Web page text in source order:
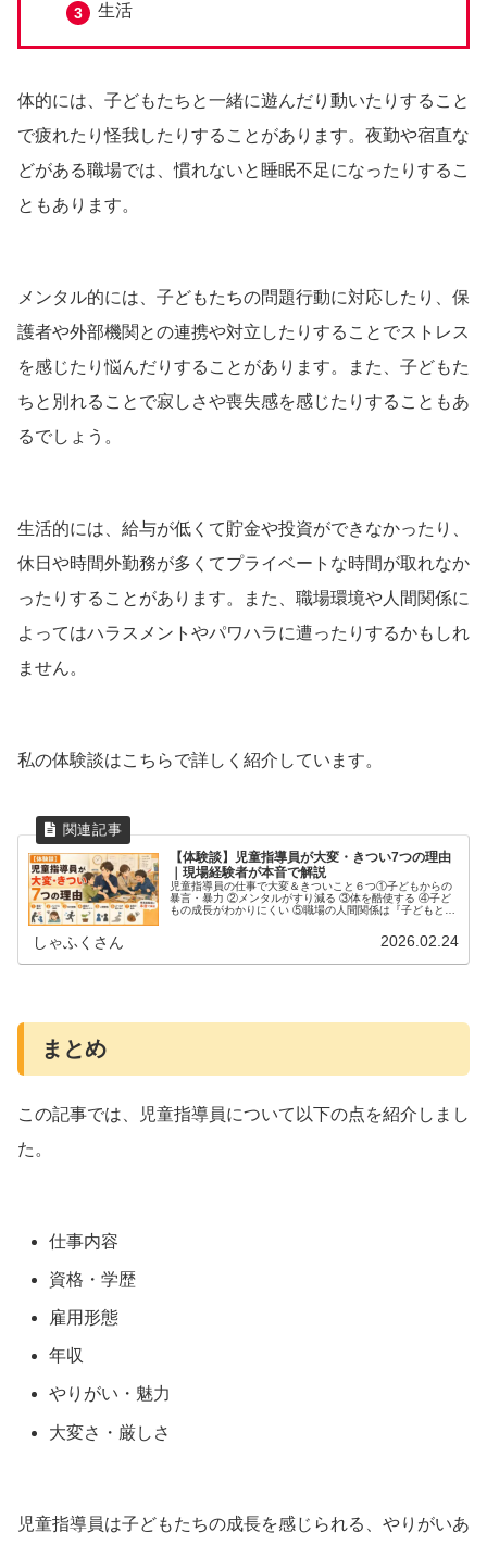
生活
体的には、子どもたちと一緒に遊んだり動いたりすること
で疲れたり怪我したりすることがあります。夜勤や宿直な
どがある職場では、慣れないと睡眠不足になったりするこ
ともあります。
メンタル的には、子どもたちの問題行動に対応したり、保
護者や外部機関との連携や対立したりすることでストレス
を感じたり悩んだりすることがあります。また、子どもた
ちと別れることで寂しさや喪失感を感じたりすることもあ
るでしょう。
生活的には、給与が低くて貯金や投資ができなかったり、
休日や時間外勤務が多くてプライベートな時間が取れなか
ったりすることがあります。また、職場環境や人間関係に
よってはハラスメントやパワハラに遭ったりするかもしれ
ません。
私の体験談はこちらで詳しく紹介しています。
【体験談】児童指導員が大変・きつい7つの理由
｜現場経験者が本音で解説
児童指導員の仕事で大変＆きついこと６つ①子どもからの
暴言・暴力 ②メンタルがすり減る ③体を酷使する ④子ど
もの成長がわかりにくい ⑤職場の人間関係は『子どもとの
しゃふくさん 2026.02.24
まとめ
この記事では、児童指導員について以下の点を紹介しまし
た。
仕事内容
資格・学歴
雇用形態
年収
やりがい・魅力
大変さ・厳しさ
児童指導員は子どもたちの成長を感じられる、やりがいあ